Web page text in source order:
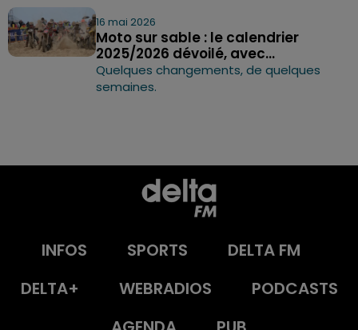
16 mai 2026
Moto sur sable : le calendrier
2025/2026 dévoilé, avec...
Quelques changements, de quelques
semaines.
INFOS SPORTS
DELTA FM
DELTA+
WEBRADIOS
PODCASTS